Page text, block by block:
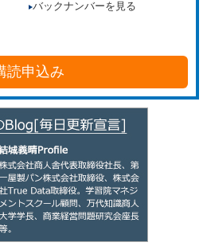
バックナンバーを見る
読申込み